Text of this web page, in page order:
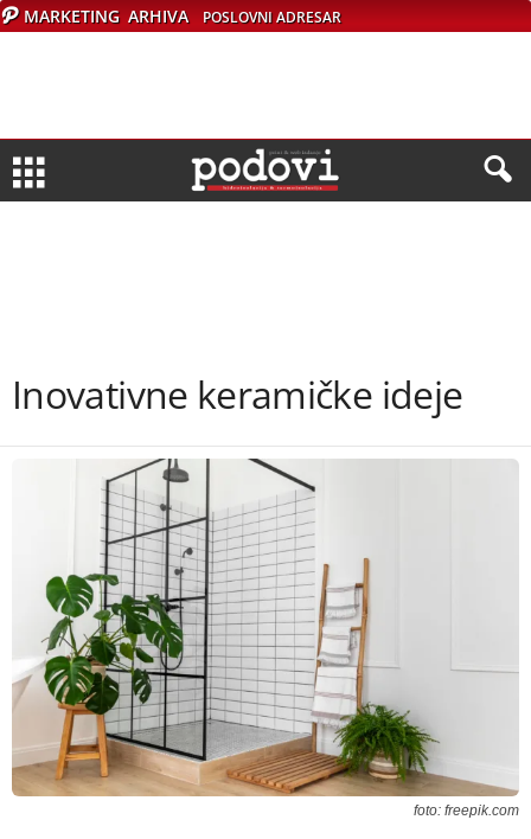
MARKETING ARHIVA POSLOVNI ADRESAR
Inovativne keramičke ideje
foto: freepik.com